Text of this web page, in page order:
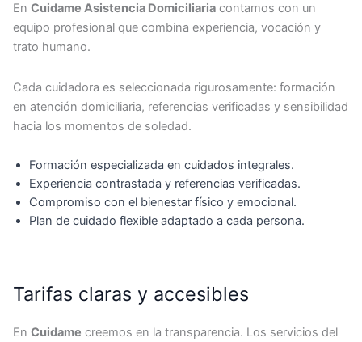
En Cuidame Asistencia Domiciliaria contamos con un
equipo profesional que combina experiencia, vocación y
trato humano.
Cada cuidadora es seleccionada rigurosamente: formación
en atención domiciliaria, referencias verificadas y sensibilidad
hacia los momentos de soledad.
Formación especializada en cuidados integrales.
Experiencia contrastada y referencias verificadas.
Compromiso con el bienestar físico y emocional.
Plan de cuidado flexible adaptado a cada persona.
Tarifas claras y accesibles
En Cuidame creemos en la transparencia. Los servicios del